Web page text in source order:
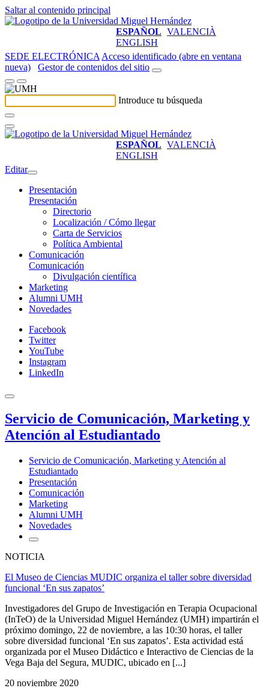
Saltar al contenido principal
ESPAÑOL VALENCIÀ
ENGLISH
SEDE ELECTRÓNICA Acceso identificado (abre en ventana
nueva)
Gestor de contenidos del sitio
Introduce tu búsqueda
ESPAÑOL VALENCIÀ
ENGLISH
Editar
Presentación
Presentación
Directorio
Localización / Cómo llegar
Carta de Servicios
Política Ambiental
Comunicación
Comunicación
Divulgación científica
Marketing
Alumni UMH
Novedades
Facebook
Twitter
YouTube
Instagram
LinkedIn
Servicio de Comunicación, Marketing y
Atención al Estudiantado
Servicio de Comunicación, Marketing y Atención al
Estudiantado
Presentación
Comunicación
Marketing
Alumni UMH
Novedades
NOTICIA
El Museo de Ciencias MUDIC organiza el taller sobre diversidad
funcional ‘En sus zapatos’
Investigadores del Grupo de Investigación en Terapia Ocupacional
(InTeO) de la Universidad Miguel Hernández (UMH) impartirán el
próximo domingo, 22 de noviembre, a las 10:30 horas, el taller
sobre diversidad funcional ‘En sus zapatos’. Esta actividad está
organizada por el Museo Didáctico e Interactivo de Ciencias de la
Vega Baja del Segura, MUDIC, ubicado en [...]
20 noviembre 2020